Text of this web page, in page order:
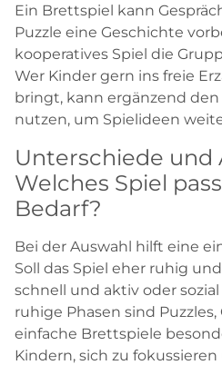
Ein Brettspiel kann
Puzzle eine Geschichte
kooperatives Spiel die
Wer Kinder gern ins freie
bringt, kann ergänzend den
nutzen, um Spielideen
Unterschiede und
Welches Spiel
Bedarf?
Bei der Auswahl hilft eine
Soll das Spiel eher ruhig
schnell und aktiv oder
ruhige Phasen sind
einfache Brettspiele
Kindern, sich zu